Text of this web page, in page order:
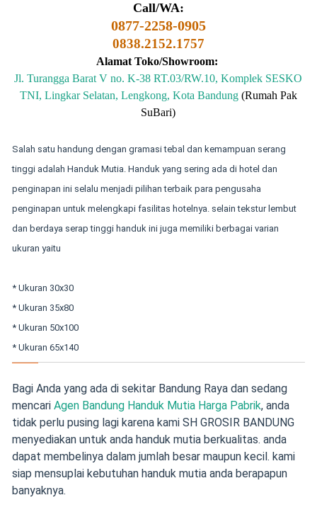
Call/WA:
0877-2258-0905
0838.2152.1757
Alamat Toko/Showroom:
Jl. Turangga Barat V no. K-38 RT.03/RW.10, Komplek SESKO
TNI, Lingkar Selatan, Lengkong, Kota Bandung(Rumah Pak
SuBari)
Salah satu handung dengan gramasi tebal dan kemampuan serang
tinggi adalah Handuk Mutia. Handuk yang sering ada di hotel dan
penginapan ini selalu menjadi pilihan terbaik para pengusaha
penginapan untuk melengkapi fasilitas hotelnya. selain tekstur lembut
dan berdaya serap tinggi handuk ini juga memiliki berbagai varian
ukuran yaitu
* Ukuran 30x30
* Ukuran 35x80
* Ukuran 50x100
* Ukuran 65x140
Bagi Anda yang ada di sekitar Bandung Raya dan sedang
mencari Agen Bandung Handuk Mutia Harga Pabrik, anda
tidak perlu pusing lagi karena kami SH GROSIR BANDUNG
menyediakan untuk anda handuk mutia berkualitas. anda
dapat membelinya dalam jumlah besar maupun kecil. kami
siap mensuplai kebutuhan handuk mutia anda berapapun
banyaknya.